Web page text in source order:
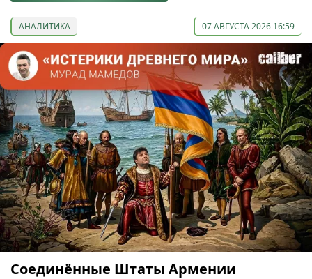
АНАЛИТИКА 07 АВГУСТА 2026 16:59
Соединённые Штаты Армении